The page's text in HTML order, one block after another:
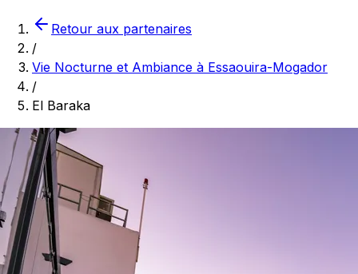
Retour aux partenaires
/
Vie Nocturne et Ambiance à Essaouira-Mogador
/
El Baraka